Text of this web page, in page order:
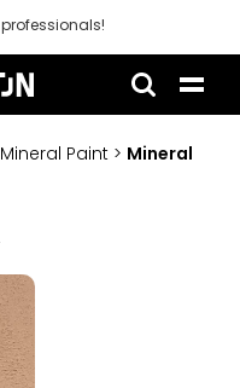
Mineral Paint > Mineral